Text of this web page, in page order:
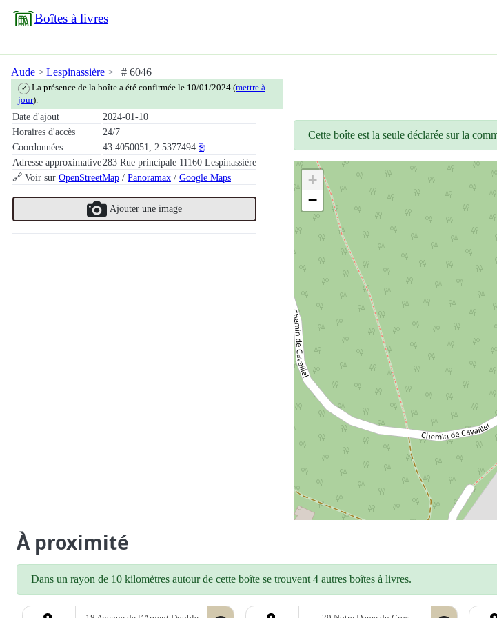
Boîtes à livres
Aude Lespinassière # 6046
✓ La présence de la boîte a été confirmée le 10/01/2024 (mettre à
jour).
Date d'ajout
2024-01-10
Horaires d'accès
24/7
Coordonnées
43.4050051, 2.5377494 ⎘
Adresse approximative283 Rue principale 11160 Lespinassière
🔗 Voir sur OpenStreetMap / Panoramax / Google Maps
Ajouter une image
Cette boîte est la seule déclarée sur la
+
−
À proximité
Dans un rayon de 10 kilomètres autour de cette boîte se trouvent 4 autres boîtes à livres.